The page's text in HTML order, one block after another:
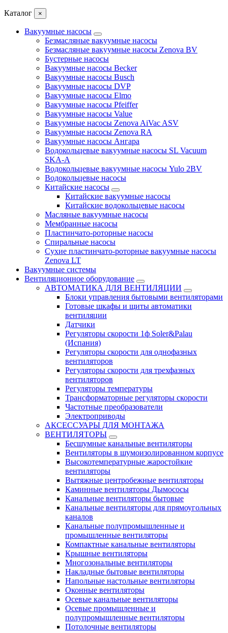
Каталог ×
Вакуумные насосы
Безмасляные вакуумные насосы
Безмасляные вакуумные насосы Zenova BV
Бустерные насосы
Вакуумные насосы Becker
Вакуумные насосы Busch
Вакуумные насосы DVP
Вакуумные насосы Elmo
Вакуумные насосы Pfeiffer
Вакуумные насосы Value
Вакуумные насосы Zenova AiVac ASV
Вакуумные насосы Zenova RA
Вакуумные насосы Ангара
Водокольцевые вакуумные насосы SL Vacuum
SKA-A
Водокольцевые вакуумные насосы Yulo 2BV
Водокольцевые насосы
Китайские насосы
Китайские вакуумные насосы
Китайские водокольцевые насосы
Масляные вакуумные насосы
Мембранные насосы
Пластинчато-роторные насосы
Спиральные насосы
Сухие пластинчато-роторные вакуумные насосы
Zenova LT
Вакуумные системы
Вентиляционное оборудование
АВТОМАТИКА ДЛЯ ВЕНТИЛЯЦИИ
Блоки управления бытовыми вентиляторами
Готовые шкафы и щиты автоматики
вентиляции
Датчики
Регуляторы скорости 1ф Soler&Palau
(Испания)
Регуляторы скорости для однофазных
вентиляторов
Регуляторы скорости для трехфазных
вентиляторов
Регуляторы температуры
Трансформаторные регуляторы скорости
Частотные преобразователи
Электроприводы
АКСЕССУАРЫ ДЛЯ МОНТАЖА
ВЕНТИЛЯТОРЫ
Бесшумные канальные вентиляторы
Вентиляторы в шумоизолированном корпусе
Высокотемпературные жаростойкие
вентиляторы
Вытяжные центробежные вентиляторы
Каминные вентиляторы Дымососы
Канальные вентиляторы бытовые
Канальные вентиляторы для прямоугольных
каналов
Канальные полупромышленные и
промышленные вентиляторы
Компактные канальные вентиляторы
Крышные вентиляторы
Многозональные вентиляторы
Накладные бытовые вентиляторы
Напольные настольные вентиляторы
Оконные вентиляторы
Осевые канальные вентиляторы
Осевые промышленные и
полупромышленные вентиляторы
Потолочные вентиляторы